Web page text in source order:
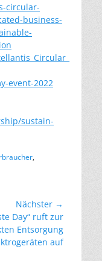
circular-
business-
event-2022
sustain-
,
Nächster →
Day“ ruft zur
Entsorgung
auf